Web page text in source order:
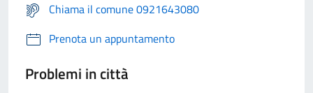
Chiama il comune 0921643080
Prenota un appuntamento
Problemi in città